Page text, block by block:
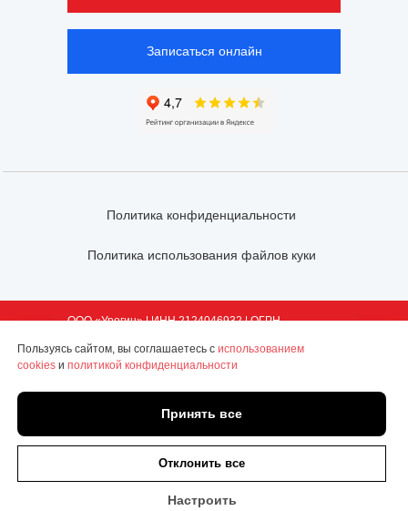
Записаться онлайн
Политика использования файлов куки
Политика конфиденциальности
ООО «Урогин» | ИНН 2124046932 | ОГРН
Новочебоксарск, ул. 10 Пятилетки, д. 46а, помещ.
123
письменного разрешения ООО «Урогин» не
допускается
Пользуясь сайтом, вы соглашаетесь с использованием
cookies и политикой конфиденциальности
Принять все
Отклонить все
Настроить
Онлайн
Made on Tilda